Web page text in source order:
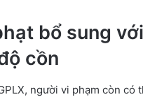
bổ sung
cồn
người vi phạm còn